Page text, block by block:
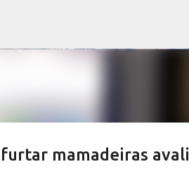
mamadeiras